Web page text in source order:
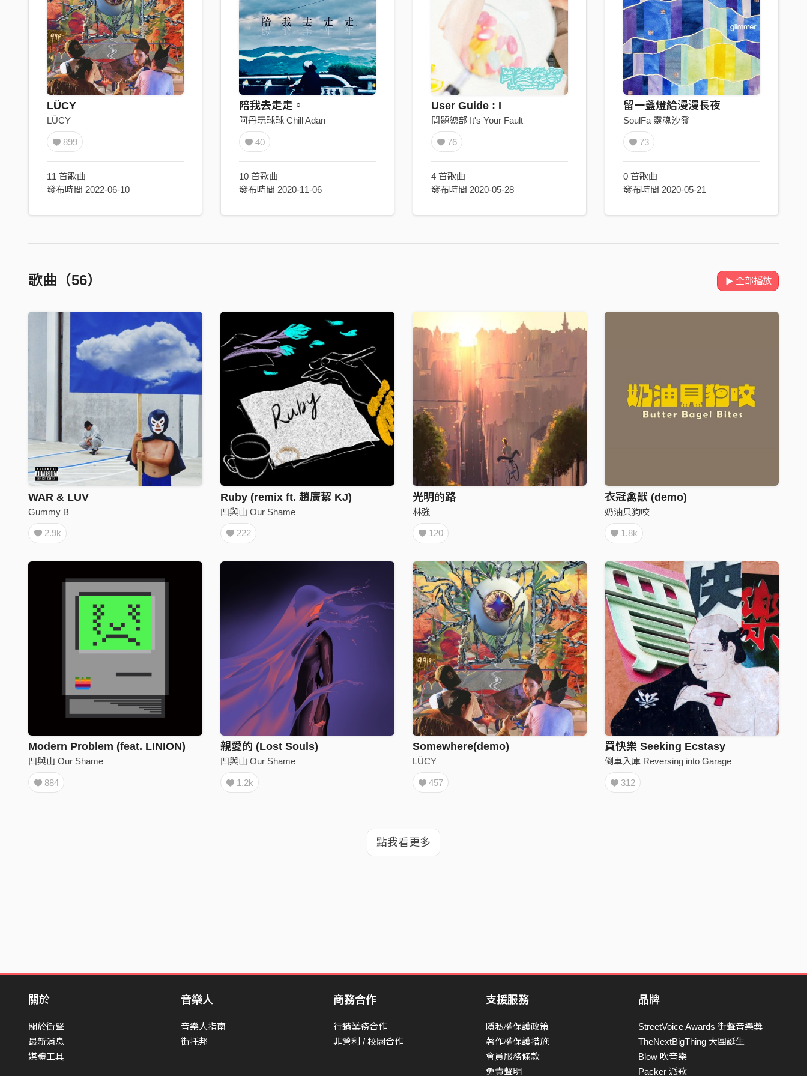
LÜCY
LÜCY
899
11 首歌曲
發布時間 2022-06-10
陪我去走走。
阿丹玩球球 Chill Adan
40
10 首歌曲
發布時間 2020-11-06
User Guide : I
問題總部 It's Your Fault
76
4 首歌曲
發布時間 2020-05-28
留一盞燈給漫漫長夜
SoulFa 靈魂沙發
73
0 首歌曲
發布時間 2020-05-21
歌曲（56） 全部播放
WAR & LUV
Gummy B
2.9k
Ruby (remix ft. 趙廣絜 KJ)
凹與山 Our Shame
222
光明的路
林強
120
衣冠禽獸 (demo)
奶油貝狗咬
1.8k
Modern Problem (feat. LINION)
凹與山 Our Shame
884
親愛的 (Lost Souls)
凹與山 Our Shame
1.2k
Somewhere(demo)
LÜCY
457
買快樂 Seeking Ecstasy
倒車入庫 Reversing into Garage
312
點我看更多
關於
關於街聲
最新消息
媒體工具
音樂人
音樂人指南
街托邦
商務合作
行銷業務合作
非營利 / 校園合作
支援服務
隱私權保護政策
著作權保護措施
會員服務條款
免責聲明
品牌
StreetVoice Awards 街聲音樂獎
TheNextBigThing 大團誕生
Blow 吹音樂
Packer 派歌